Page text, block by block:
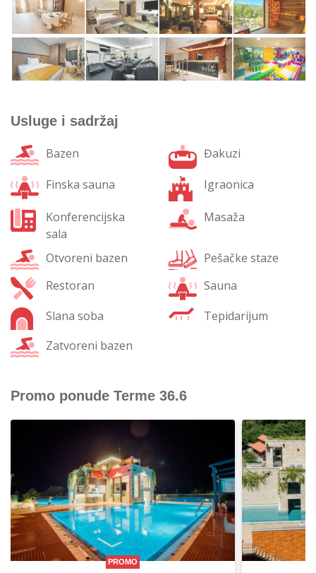
Usluge i sadržaj
Bazen
Đakuzi
Finska sauna
Igraonica
Konferencijska
sala
Masaža
Otvoreni bazen
Pešačke staze
Restoran
Sauna
Slana soba
Tepidarijum
Zatvoreni bazen
Promo ponude Terme 36.6
PROMO